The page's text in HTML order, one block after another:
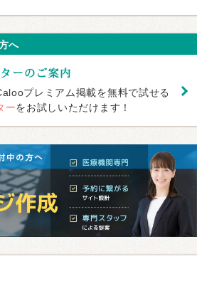
へ
プレミアム掲載を無料で試せる
ーをお試しいただけます！